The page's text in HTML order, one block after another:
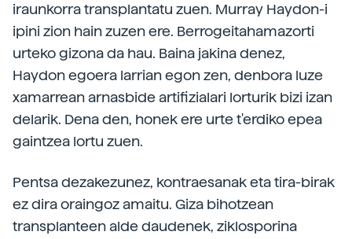
iraunkorra transplantatu zuen. Murray Haydon-i
ipini zion hain zuzen ere. Berrogeitahamazorti
urteko gizona da hau. Baina jakina denez,
Haydon egoera larrian egon zen, denbora luze
xamarrean arnasbide artifizialari lorturik bizi izan
delarik. Dena den, honek ere urte t'erdiko epea
gaintzea lortu zuen.
Pentsa dezakezunez, kontraesanak eta tira-birak
ez dira oraingoz amaitu. Giza bihotzean
transplanteen alde daudenek, ziklosporina